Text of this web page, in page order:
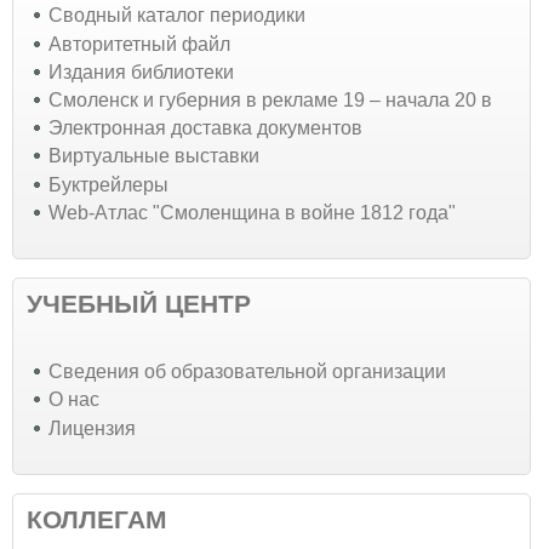
Сводный каталог периодики
Авторитетный файл
Издания библиотеки
Смоленск и губерния в рекламе 19 – начала 20 в
Электронная доставка документов
Виртуальные выставки
Буктрейлеры
Web-Атлас "Смоленщина в войне 1812 года"
УЧЕБНЫЙ ЦЕНТР
Cведения об образовательной организации
О нас
Лицензия
КОЛЛЕГАМ